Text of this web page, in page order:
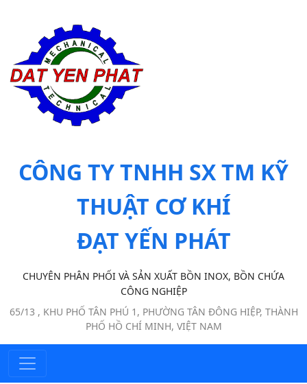
CÔNG TY TNHH SX TM KỸ
THUẬT CƠ KHÍ
ĐẠT YẾN PHÁT
CHUYÊN PHÂN PHỐI VÀ SẢN XUẤT BỒN INOX, BỒN CHỨA
CÔNG NGHIỆP
65/13 , KHU PHỐ TÂN PHÚ 1, PHƯỜNG TÂN ĐÔNG HIỆP, THÀNH
PHỐ HỒ CHÍ MINH, VIỆT NAM